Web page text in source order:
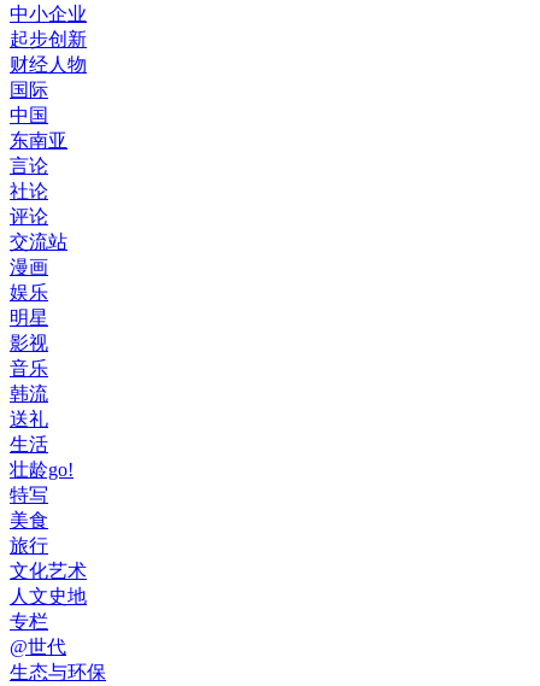
中小企业
起步创新
财经人物
国际
中国
东南亚
言论
社论
评论
交流站
漫画
娱乐
明星
影视
音乐
韩流
送礼
生活
壮龄go!
特写
美食
旅行
文化艺术
人文史地
专栏
@世代
生态与环保